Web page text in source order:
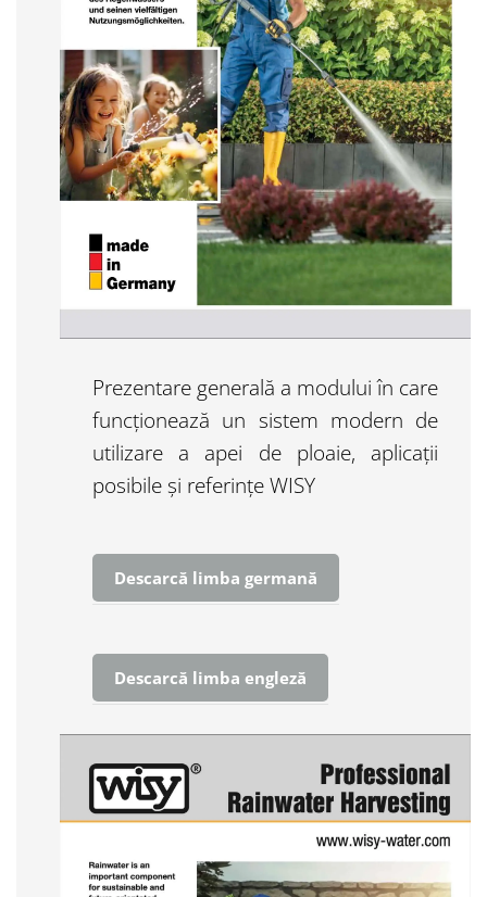
Prezentare generală a modului în care
funcționează un sistem modern de
utilizare a apei de ploaie, aplicații
posibile și referințe WISY
Descarcă limba germană
Descarcă limba engleză